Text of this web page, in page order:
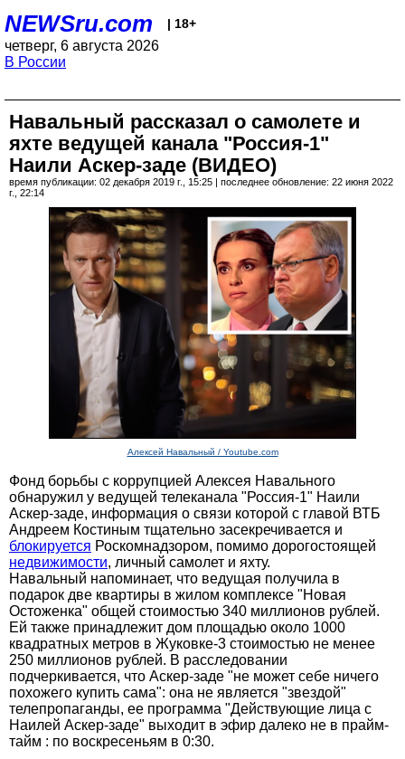
NEWSru.com | 18+
четверг, 6 августа 2026
В России
Навальный рассказал о самолете и
яхте ведущей канала "Россия-1"
Наили Аскер-заде (ВИДЕО)
время публикации: 02 декабря 2019 г., 15:25 | последнее обновление: 22 июня 2022
г., 22:14
Алексей Навальный / Youtube.com
Фонд борьбы с коррупцией Алексея Навального
обнаружил у ведущей телеканала "Россия-1" Наили
Аскер-заде, информация о связи которой с главой ВТБ
Андреем Костиным тщательно засекречивается и
блокируется Роскомнадзором, помимо дорогостоящей
недвижимости, личный самолет и яхту.
Навальный напоминает, что ведущая получила в
подарок две квартиры в жилом комплексе "Новая
Остоженка" общей стоимостью 340 миллионов рублей.
Ей также принадлежит дом площадью около 1000
квадратных метров в Жуковке-3 стоимостью не менее
250 миллионов рублей. В расследовании
подчеркивается, что Аскер-заде "не может себе ничего
похожего купить сама": она не является "звездой"
телепропаганды, ее программа "Действующие лица с
Наилей Аскер-заде" выходит в эфир далеко не в прайм-
тайм : по воскресеньям в 0:30.